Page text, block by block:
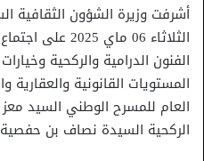
أشرفت وزيرة الشؤون الثقافية
الثلاثاء 06
الفنون الدرامية والركحية
المستويات القانونية والعقارية
العام للمسرح الوطني السيد معز
الركحية السيدة نصاف بن حفصية